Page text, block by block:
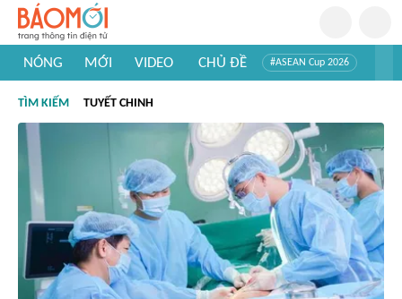
NÓNG MỚI VIDEO CHỦ ĐỀ #ASEAN Cup 2026
#Khám phá thế giới
TÌM KIẾM TUYẾT CHINH